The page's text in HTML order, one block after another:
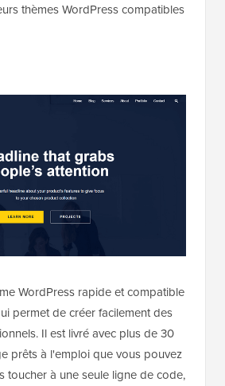
thèmes WordPress compatibles
WordPress rapide et compatible
permet de créer facilement des
Il est livré avec plus de 30
prêts à l'emploi que vous pouvez
toucher à une seule ligne de code,